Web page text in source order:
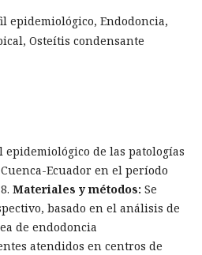
epidemiológico, Endodoncia,
Osteítis condensante
de las patologías
Ecuador en el período
Materiales y métodos: Se
basado en el análisis de
de endodoncia
atendidos en centros de